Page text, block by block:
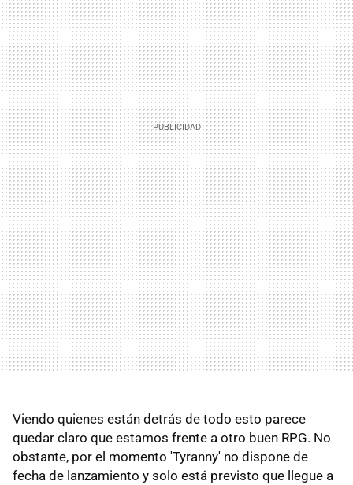
Viendo quienes están detrás de todo esto parece
quedar claro que estamos frente a otro buen RPG. No
obstante, por el momento 'Tyranny' no dispone de
fecha de lanzamiento y solo está previsto que llegue a